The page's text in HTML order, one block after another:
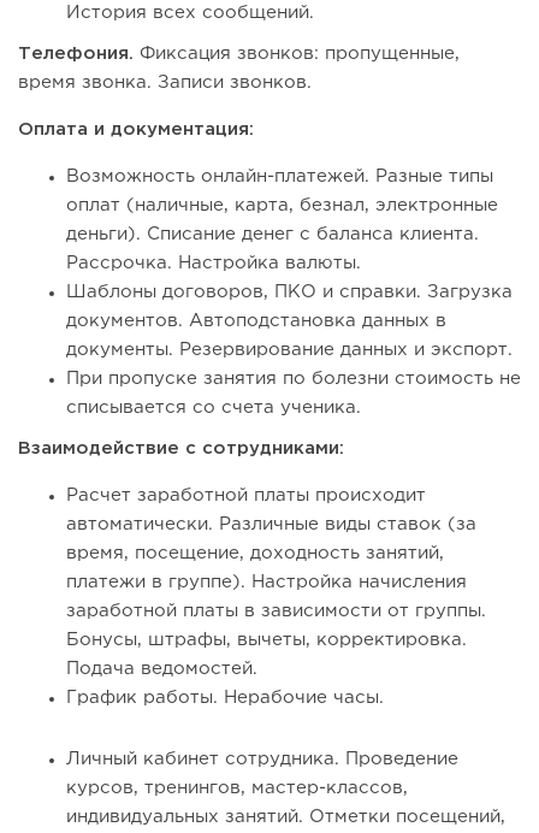
История всех сообщений.
Телефония. Фиксация звонков: пропущенные,
время звонка. Записи звонков.
Оплата и документация:
Возможность онлайн-платежей. Разные типы
оплат (наличные, карта, безнал, электронные
деньги). Списание денег с баланса клиента.
Рассрочка. Настройка валюты.
Шаблоны договоров, ПКО и справки. Загрузка
документов. Автоподстановка данных в
документы. Резервирование данных и экспорт.
При пропуске занятия по болезни стоимость не
списывается со счета ученика.
Взаимодействие с сотрудниками:
Расчет заработной платы происходит
автоматически. Различные виды ставок (за
время, посещение, доходность занятий,
платежи в группе). Настройка начисления
заработной платы в зависимости от группы.
Бонусы, штрафы, вычеты, корректировка.
Подача ведомостей.
График работы. Нерабочие часы.
Личный кабинет сотрудника. Проведение
курсов, тренингов, мастер-классов,
индивидуальных занятий. Отметки посещений,